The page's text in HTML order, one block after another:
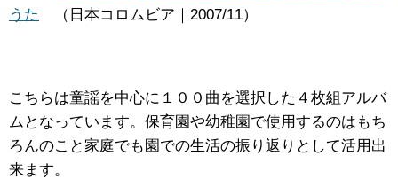
うた
（日本コロムビア｜2007/11）
こちらは童謡を中心に１００曲を選択した４枚組アルバ
ムとなっています。保育園や幼稚園で使用するのはもち
ろんのこと家庭でも園での生活の振り返りとして活用出
来ます。